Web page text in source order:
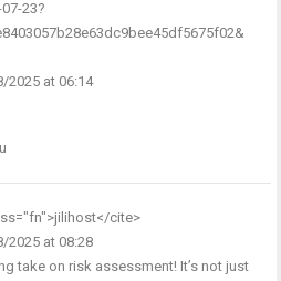
07-23?
2025 at 06:14
cite>
2025 at 08:28
take on risk assessment! It’s not just